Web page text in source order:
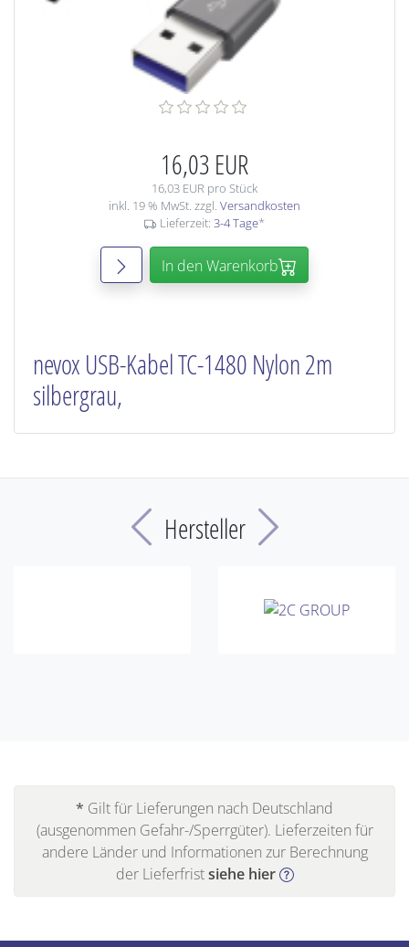
16,03 EUR
16,03 EUR pro Stück
inkl. 19 % MwSt. zzgl. Versandkosten
Lieferzeit: 3-4 Tage*
In den Warenkorb
nevox USB-Kabel TC-1480 Nylon 2m
silbergrau,
Previous
Hersteller
* Gilt für Lieferungen nach Deutschland
(ausgenommen Gefahr-/Sperrgüter). Lieferzeiten für
andere Länder und Informationen zur Berechnung
der Lieferfristsiehe hier